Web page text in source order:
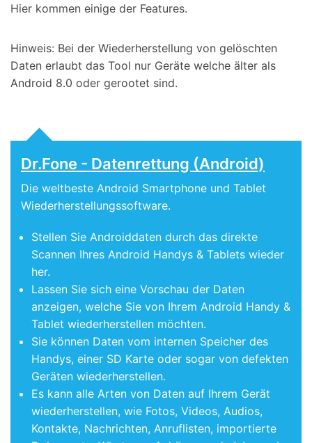
Hier kommen einige der Features.
Hinweis: Bei der Wiederherstellung von gelöschten
Daten erlaubt das Tool nur Geräte welche älter als
Android 8.0 oder gerootet sind.
Dr.Fone - Datenrettung (Android)
Die weltbeste Android Smartphone und Tablet
Wiederherstellungssoftware.
Stellen Sie Androiddaten durch das direkte
Scannen Ihres Android Handys & Tablets wieder
her.
Lassen Sie sich eine Vorschau der Daten
anzeigen, welche Sie von Ihrem Android Handy &
Tablet wiederherstellen möchten.
Sie können Daten vom internen Speicher des
Handys, einer SD Karte oder sogar von defekten
Geräten wiederherstellen.
Es kann alle Arten von Daten auf Ihrem Gerät
wiederherstellen, wie Fotos, Videos, Audios,
Kontakte, Nachrichten, Anruflisten, importierte